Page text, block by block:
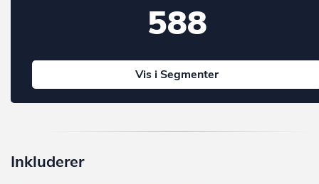
588
Vis i Segmenter
Inkluderer